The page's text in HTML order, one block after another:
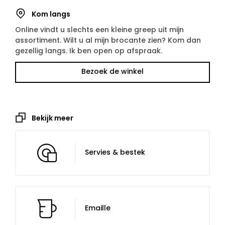
Kom langs
Online vindt u slechts een kleine greep uit mijn
assortiment. Wilt u al mijn brocante zien? Kom dan
gezellig langs. Ik ben open op afspraak.
Bezoek de winkel
Bekijk meer
Servies & bestek
Emaille